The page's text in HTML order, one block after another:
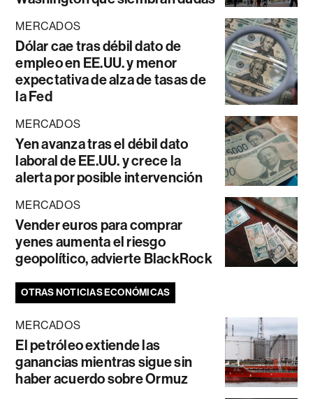
MERCADOS
Dólar cae tras débil dato de
empleo en EE.UU. y menor
expectativa de alza de tasas de
la Fed
MERCADOS
Yen avanza tras el débil dato
laboral de EE.UU. y crece la
alerta por posible intervención
MERCADOS
Vender euros para comprar
yenes aumenta el riesgo
geopolítico, advierte BlackRock
OTRAS NOTICIAS ECONÓMICAS
MERCADOS
El petróleo extiende las
ganancias mientras sigue sin
haber acuerdo sobre Ormuz